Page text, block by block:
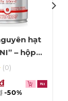
hạt
– hộp
Tháng
(0)
-50%